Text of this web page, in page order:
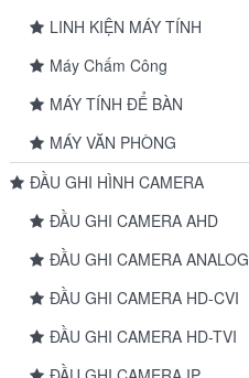
LINH KIỆN MÁY TÍNH
Máy Chấm Công
MÁY TÍNH ĐỂ BÀN
MÁY VĂN PHÒNG
ĐẦU GHI HÌNH CAMERA
ĐẦU GHI CAMERA AHD
ĐẦU GHI CAMERA ANALOG
ĐẦU GHI CAMERA HD-CVI
ĐẦU GHI CAMERA HD-TVI